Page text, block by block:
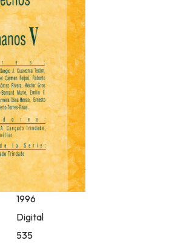
1996
Digital
535